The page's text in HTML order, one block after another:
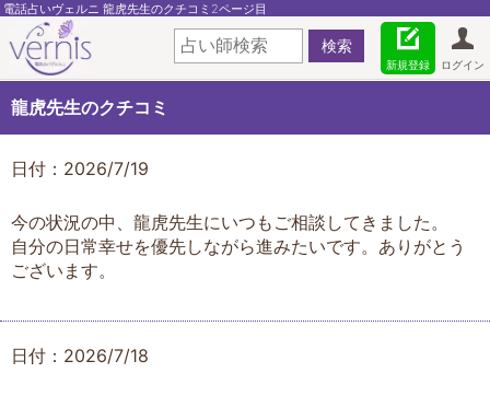
電話占いヴェルニ 龍虎先生のクチコミ2ページ目
ログイン
新規登録
龍虎先生のクチコミ
日付：2026/7/19
今の状況の中、龍虎先生にいつもご相談してきました。
自分の日常幸せを優先しながら進みたいです。ありがとう
ございます。
日付：2026/7/18